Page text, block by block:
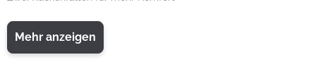
Material:
100% Baumwolle
Mehr anzeigen